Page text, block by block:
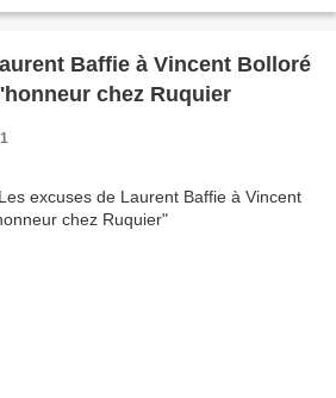
Baffie à Vincent Bolloré
chez Ruquier